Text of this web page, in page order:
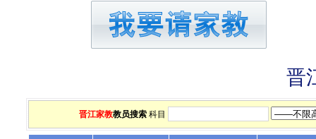
晋
晋江家教教员搜索科目